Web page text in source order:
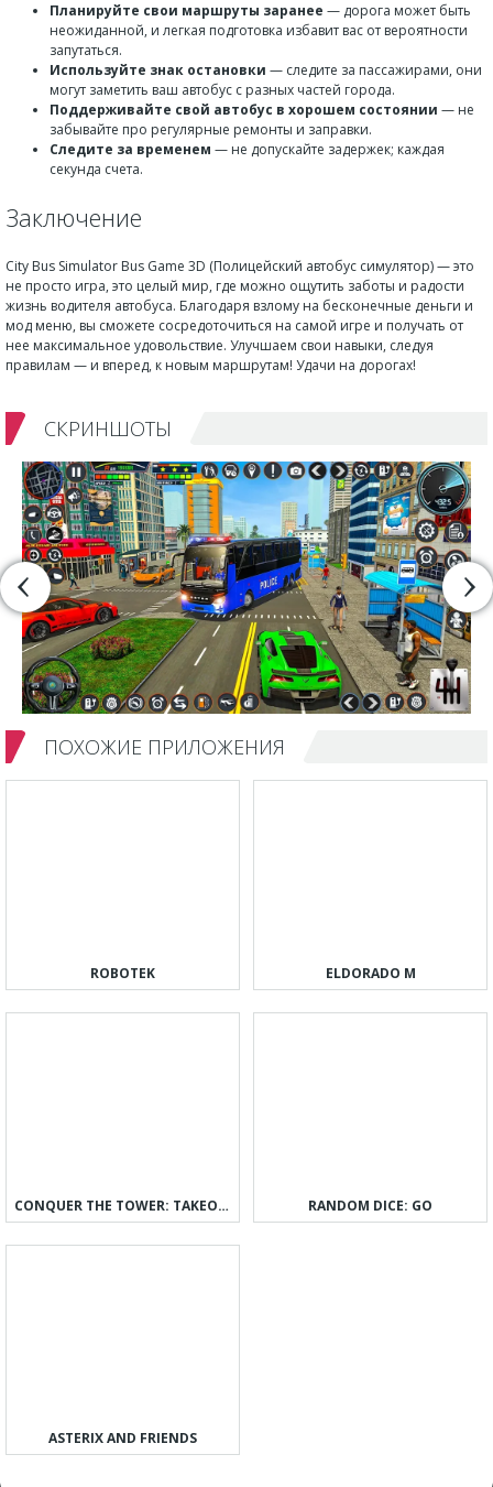
Планируйте свои маршруты заранее — дорога может быть
неожиданной, и легкая подготовка избавит вас от вероятности
запутаться.
Используйте знак остановки — следите за пассажирами, они
могут заметить ваш автобус с разных частей города.
Поддерживайте свой автобус в хорошем состоянии — не
забывайте про регулярные ремонты и заправки.
Следите за временем — не допускайте задержек; каждая
секунда счета.
Заключение
City Bus Simulator Bus Game 3D (Полицейский автобус симулятор) — это
не просто игра, это целый мир, где можно ощутить заботы и радости
жизнь водителя автобуса. Благодаря взлому на бесконечные деньги и
мод меню, вы сможете сосредоточиться на самой игре и получать от
нее максимальное удовольствие. Улучшаем свои навыки, следуя
правилам — и вперед, к новым маршрутам! Удачи на дорогах!
СКРИНШОТЫ
ПОХОЖИЕ ПРИЛОЖЕНИЯ
ROBOTEK ELDORADO M
CONQUER THE TOWER: TAKEOVER RANDOM DICE: GO
ASTERIX AND FRIENDS